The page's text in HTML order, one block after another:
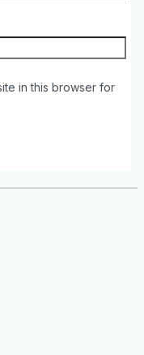
in this browser for